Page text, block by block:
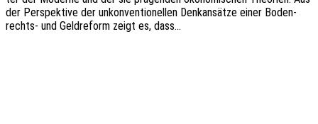
der Perspek­ti­ve der unkon­ven­tio­nel­len Denk­an­sät­ze einer Boden­­­
rechts- und Geld­re­form zeigt es, dass…